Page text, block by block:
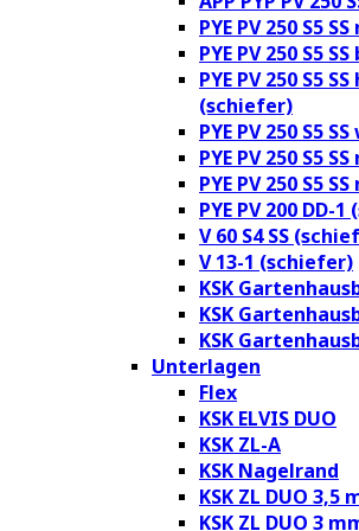
PYE PV 250 S5
PYE PV 250 S5
PYE PV 250 S5
(schiefer)
PYE PV 250 S5
PYE PV 250 S5
PYE PV 250 S5
PYE PV 200 DD-
V 60 S4 SS
V 13-1 (schiefer)
KSK
KSK
KSK
Unterlagen
Flex
KSK ELVIS DUO
KSK ZL-A
KSK Nagelrand
KSK ZL DUO 3,5
KSK ZL DUO 3